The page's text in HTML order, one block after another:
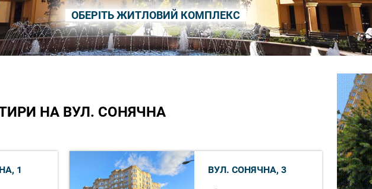
ОБЕРІТЬ ЖИТЛОВИЙ КОМПЛЕКС
НА ВУЛ. СОНЯЧНА
1 ВУЛ. СОНЯЧНА, 3